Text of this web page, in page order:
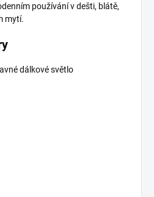
používání v dešti, blátě,
mytí.
dálkové světlo